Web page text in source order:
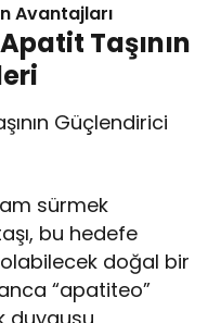
Avantajları
Taşının
Güçlendirici
sürmek
bu hedefe
olabilecek doğal bir
“apatiteo”